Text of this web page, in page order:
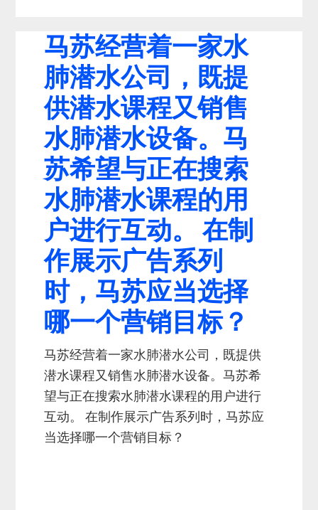
马苏经营着一家水
肺潜水公司，既提
供潜水课程又销售
水肺潜水设备。马
苏希望与正在搜索
水肺潜水课程的用
户进行互动。 在制
作展示广告系列
时，马苏应当选择
哪一个营销目标？
马苏经营着一家水肺潜水公司，既提供
潜水课程又销售水肺潜水设备。马苏希
望与正在搜索水肺潜水课程的用户进行
互动。 在制作展示广告系列时，马苏应
当选择哪一个营销目标？